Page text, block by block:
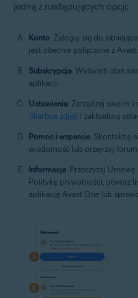
jedną z następujących opcji:
Konto: Zaloguj się do
jest obecnie połączone z
Subskrypcja: Wyświetl stan
aplikacji.
Ustawienia: Zarządzaj swoim
Skarbca zdjęć i zaktualizuj
Pomoc i wsparcie: Skontaktuj
wiadomość lub przejrzyj
Informacje: Przeczytaj
Politykę prywatności, otwórz
aplikację Avast One lub